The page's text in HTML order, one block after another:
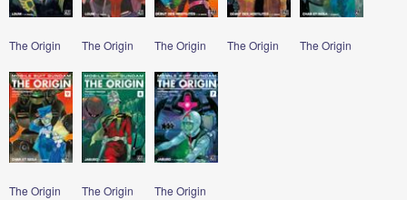
The Origin The Origin The Origin The Origin The Origin
The Origin The Origin The Origin